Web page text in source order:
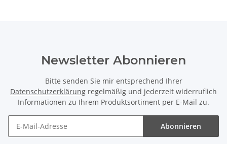
Newsletter Abonnieren
Bitte senden Sie mir entsprechend Ihrer
Datenschutzerklärung regelmäßig und jederzeit widerruflich
Informationen zu Ihrem Produktsortiment per E-Mail zu.
Abonnieren